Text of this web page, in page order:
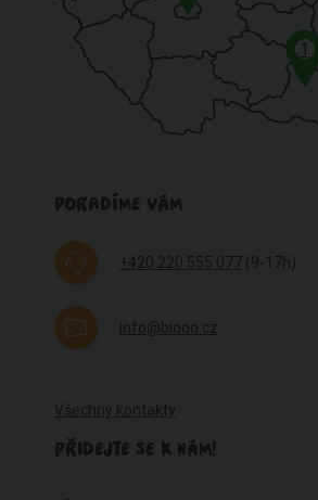
1
PORADÍME VÁM
+420 220 555 077 (9-17h)
info@biooo.cz
Všechny kontakty
PŘIDEJTE SE K NÁM!